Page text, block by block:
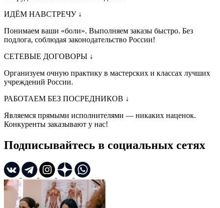
ИДЁМ НАВСТРЕЧУ ↓
Понимаем ваши «боли». Выполняем заказы быстро. Без
подлога, соблюдая законодательство России!
СЕТЕВЫЕ ДОГОВОРЫ ↓
Организуем очную практику в мастерских и классах лучших
учреждений России.
РАБОТАЕМ БЕЗ ПОСРЕДНИКОВ ↓
Являемся прямыми исполнителями — никаких наценок.
Конкуренты заказывают у нас!
Подписывайтесь в социальных сетях